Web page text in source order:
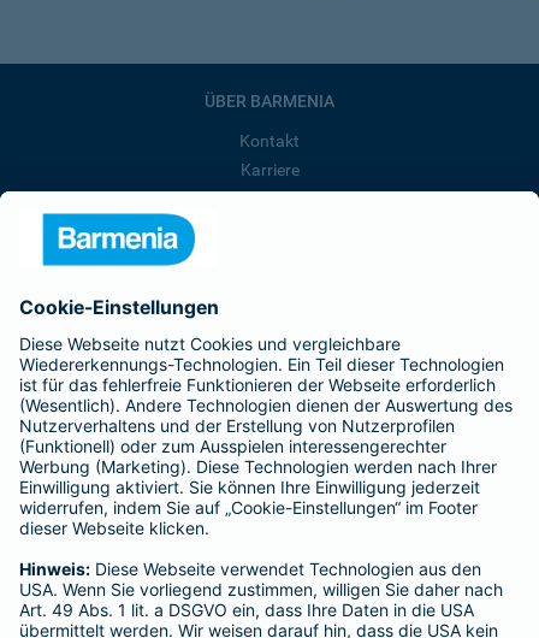
ÜBER BARMENIA
Kontakt
Karriere
Barmenia ist Teil der BarmeniaGothaer
BELIEBTE SEITEN
Kranken-Zusatzversicherung
Tierversicherungen
Haftpflichtversicherung
Hausratversicherung
Adresse ändern
Schaden melden